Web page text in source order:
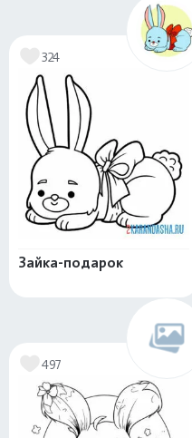
324
Зайка-подарок
497